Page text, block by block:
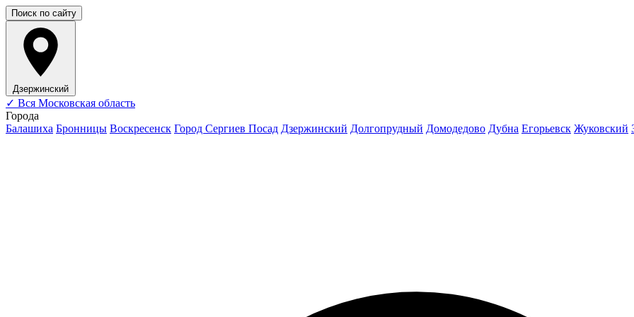
Поиск по сайту
Дзержинский
✓ Вся Московская область
Города
Балашиха Бронницы Воскресенск Город Сергиев Посад Дзержинский Долгопрудный Домодедово Дубна Егорьевск Жуковский